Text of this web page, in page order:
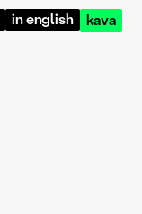
in english kava